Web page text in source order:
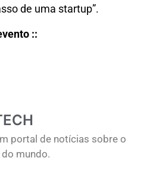
de uma startup”.
::
portal de notícias sobre o
mundo.